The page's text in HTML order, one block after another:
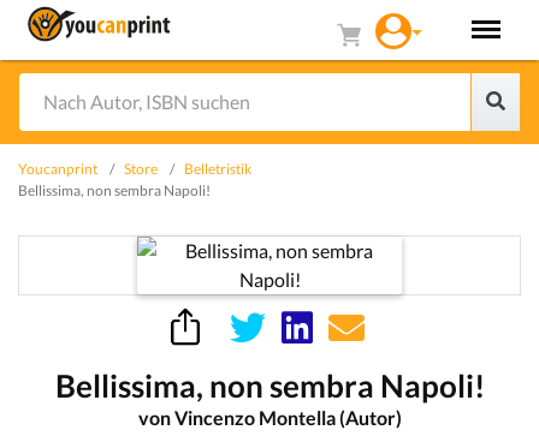
Youcanprint Store
Belletristik
Bellissima, non sembra Napoli!
Bellissima, non sembra Napoli!
von Vincenzo Montella (Autor)